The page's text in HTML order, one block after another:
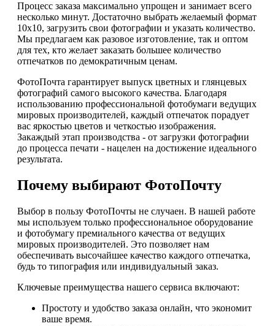
Процесс заказа максимально упрощен и занимает всего
несколько минут. Достаточно выбрать желаемый формат
10х10, загрузить свои фотографии и указать количество.
Мы предлагаем как разовое изготовление, так и оптом
для тех, кто желает заказать большее количество
отпечатков по демократичным ценам.
ФотоПочта гарантирует выпуск цветных и глянцевых
фотографий самого высокого качества. Благодаря
использованию профессиональной фотобумаги ведущих
мировых производителей, каждый отпечаток порадует
вас яркостью цветов и четкостью изображения.
Закаждый этап производства - от загрузки фотографии
до процесса печати - нацелен на достижение идеального
результата.
Почему выбирают ФотоПочту
Выбор в пользу ФотоПочты не случаен. В нашей работе
мы используем только профессиональное оборудование
и фотобумагу премиального качества от ведущих
мировых производителей. Это позволяет нам
обеспечивать высочайшее качество каждого отпечатка,
будь то типография или индивидуальный заказ.
Ключевые преимущества нашего сервиса включают:
Простоту и удобство заказа онлайн, что экономит
ваше время.